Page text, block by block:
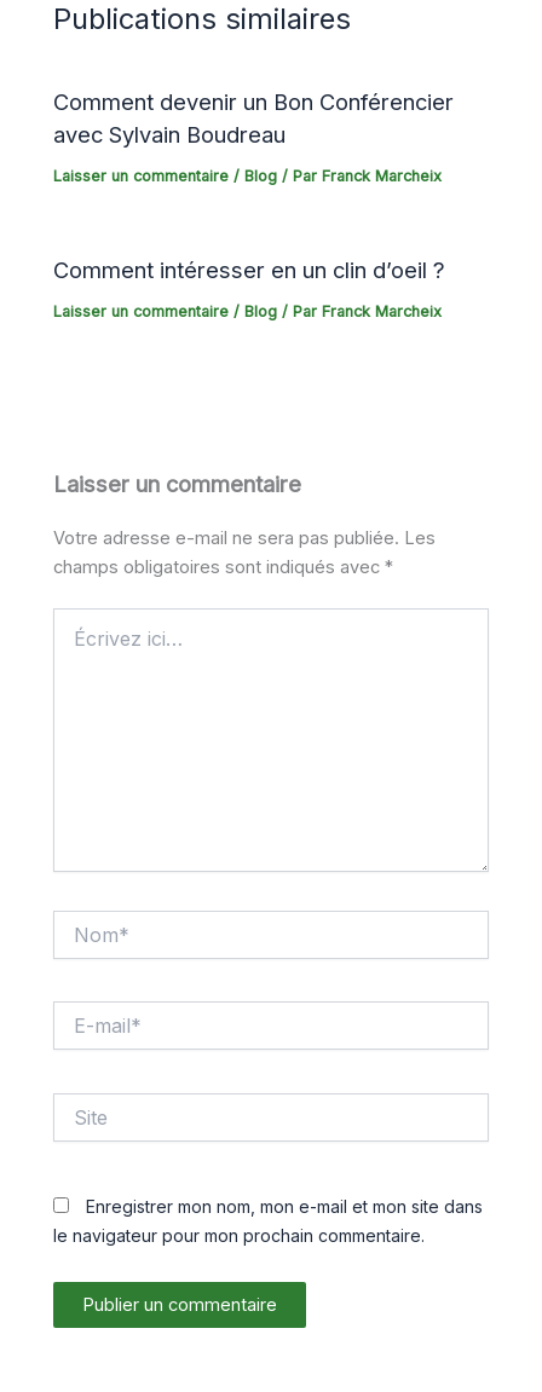
Publications similaires
Comment devenir un Bon Conférencier
avec Sylvain Boudreau
Laisser un commentaire / Blog / Par Franck Marcheix
Comment intéresser en un clin d’oeil ?
Laisser un commentaire / Blog / Par Franck Marcheix
Laisser un commentaire
Votre adresse e-mail ne sera pas publiée. Les
champs obligatoires sont indiqués avec*
ici…
mail*
Enregistrer mon nom, mon e-mail et mon site dans
le navigateur pour mon prochain commentaire.